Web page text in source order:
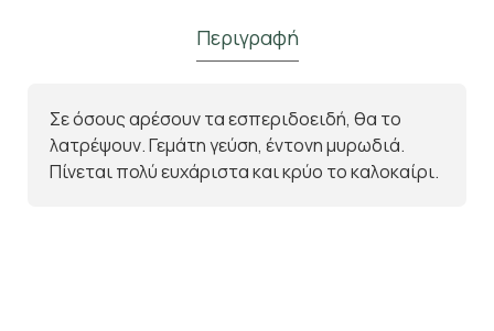
Περιγραφή
Σε όσους αρέσουν τα εσπεριδοειδή, θα το
λατρέψουν. Γεμάτη γεύση, έντονη μυρωδιά.
Πίνεται πολύ ευχάριστα και κρύο το καλοκαίρι.